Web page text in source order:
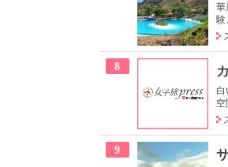
華
験
8
9